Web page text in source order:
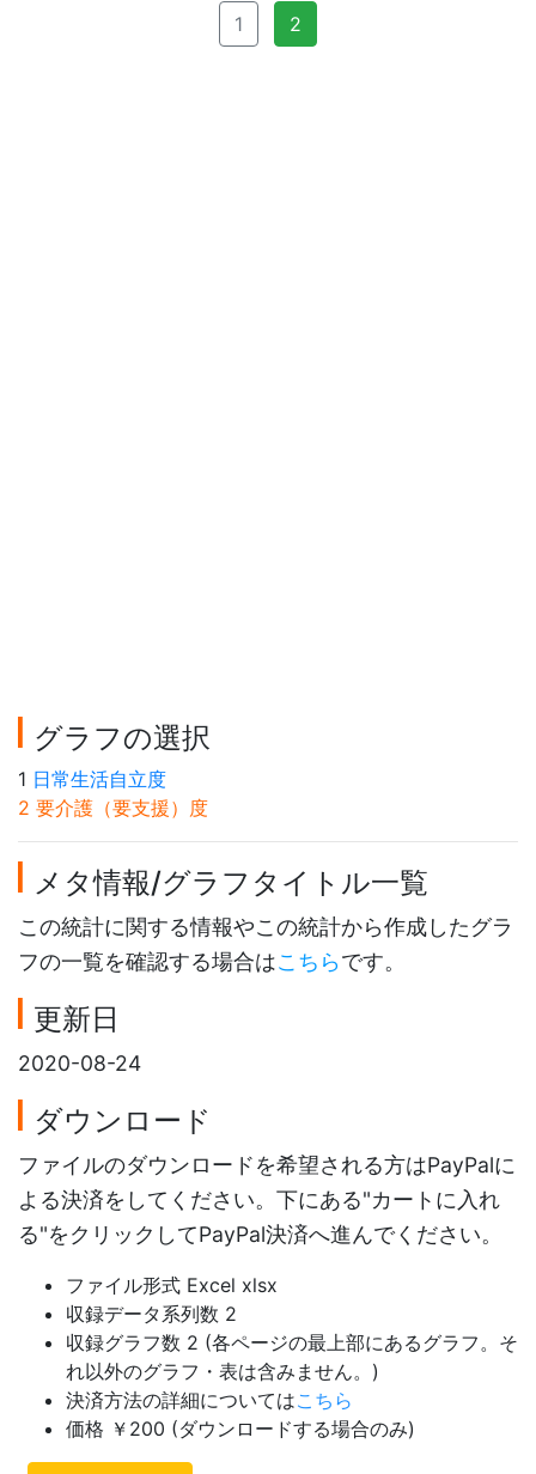
1 2
グラフの選択
1 日常生活自立度
2 要介護（要支援）度
メタ情報/グラフタイトル一覧
この統計に関する情報やこの統計から作成したグラ
フの一覧を確認する場合はこちらです。
更新日
2020-08-24
ダウンロード
ファイルのダウンロードを希望される方はPayPalに
よる決済をしてください。下にある"カートに入れ
る"をクリックしてPayPal決済へ進んでください。
ファイル形式 Excel xlsx
収録データ系列数 2
収録グラフ数 2 (各ページの最上部にあるグラフ。そ
れ以外のグラフ・表は含みません。)
決済方法の詳細についてはこちら
価格 ￥200 (ダウンロードする場合のみ)